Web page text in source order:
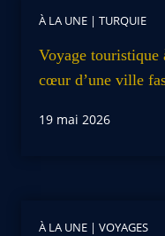
À LA UNE | TURQUIE
Voyage touristique
cœur d’une ville
19 mai 2026
À LA UNE | VOYAGES